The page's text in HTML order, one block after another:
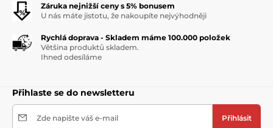
Záruka nejnižší ceny s 5% bonusem
U nás máte jistotu, že nakoupíte nejvýhodněji
Rychlá doprava - Skladem máme 100.000 položek
Většina produktů skladem.
Ihned odesíláme
Přihlaste se do newsletteru
Zde napište váš e-mail Přihlásit